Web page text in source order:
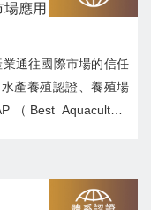
應用
通往國際市場的信任
產養殖認證、養殖場
Best Aquaculture